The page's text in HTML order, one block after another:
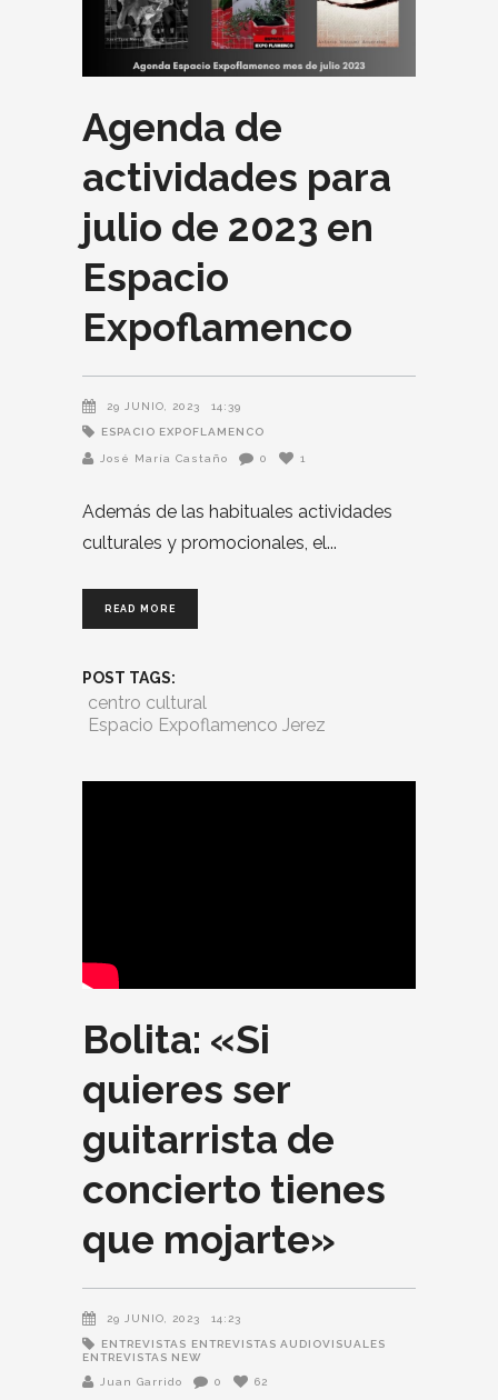
Agenda de
actividades para
julio de 2023 en
Espacio
Expoflamenco
29 JUNIO, 2023 14:39
ESPACIO EXPOFLAMENCO
José María Castaño 0 1
Además de las habituales actividades
culturales y promocionales, el
READ MORE
POST TAGS:
centro cultural
Espacio Expoflamenco Jerez
Bolita: «Si
quieres ser
guitarrista de
concierto tienes
que mojarte»
29 JUNIO, 2023 14:23
ENTREVISTAS ENTREVISTAS AUDIOVISUALES
ENTREVISTAS NEW
Juan Garrido
0 62